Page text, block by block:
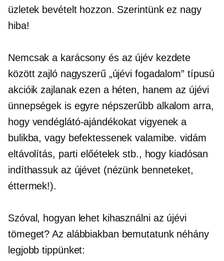
üzletek bevételt hozzon. Szerintünk ez nagy
hiba!
Nemcsak a karácsony és az újév kezdete
között zajló nagyszerű „újévi fogadalom” típusú
akcióik zajlanak ezen a héten, hanem az újévi
ünnepségek is egyre népszerűbb alkalom arra,
hogy vendéglátó-ajándékokat vigyenek a
bulikba, vagy befektessenek valamibe. vidám
eltávolítás, parti előételek stb., hogy kiadósan
indíthassuk az újévet (nézünk benneteket,
éttermek!).
Szóval, hogyan lehet kihasználni az újévi
tömeget? Az alábbiakban bemutatunk néhány
legjobb tippünket: